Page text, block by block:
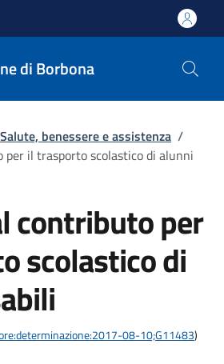
di Borbona
Salute, benessere e assistenza /
per il trasporto scolastico di alunni
contributo per
scolastico di
08-10;G11483)